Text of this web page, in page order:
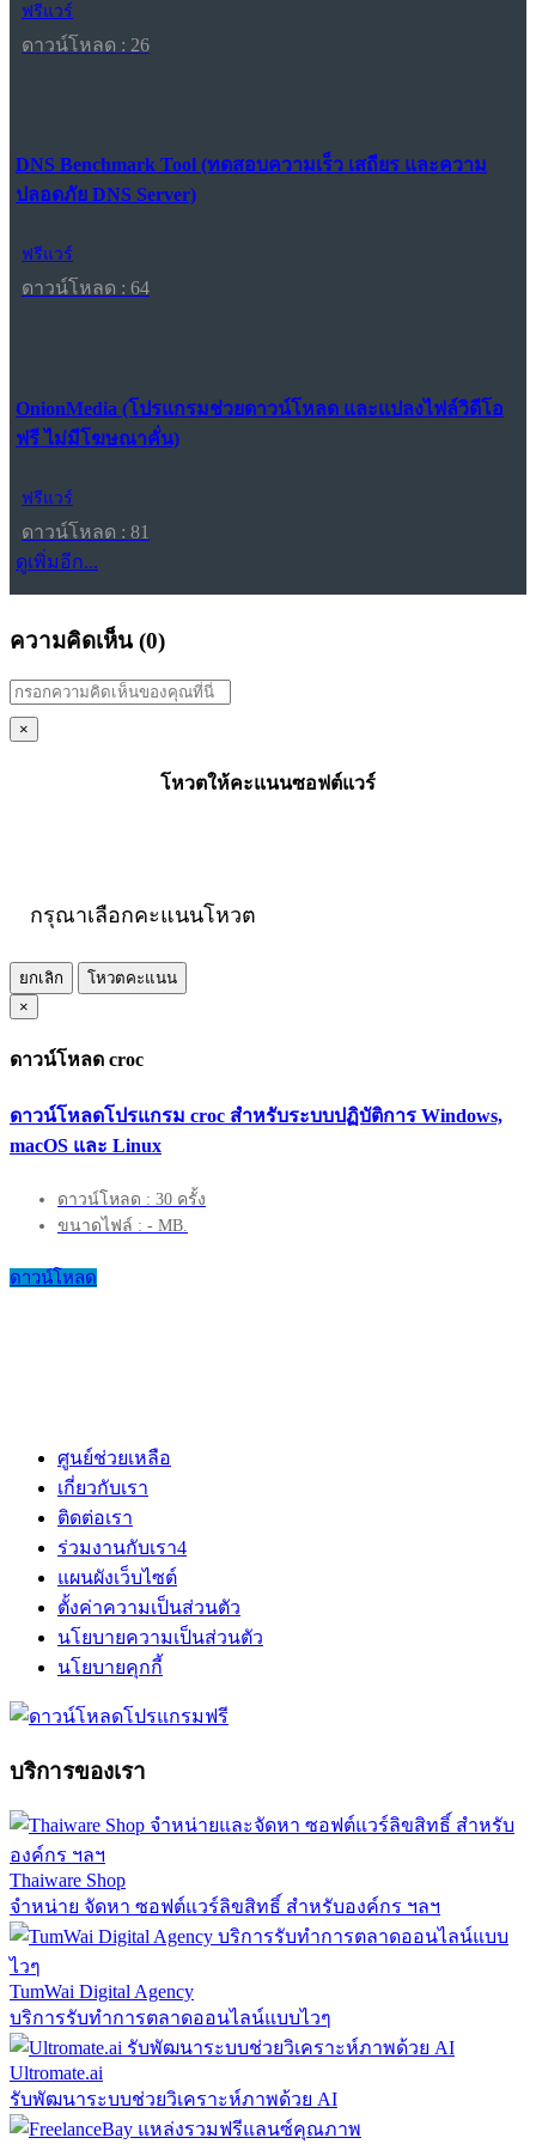
ฟรีแวร์
ดาวน์โหลด : 26
DNS Benchmark Tool (ทดสอบความเร็ว เสถียร และความ
ปลอดภัย DNS Server)
ฟรีแวร์
ดาวน์โหลด : 64
OnionMedia (โปรแกรมช่วยดาวน์โหลด และแปลงไฟล์วิดีโอ
ฟรี ไม่มีโฆษณาคั่น)
ฟรีแวร์
ดาวน์โหลด : 81
ดูเพิ่มอีก...
ความคิดเห็น (0)
×
โหวตให้คะแนนซอฟต์แวร์
กรุณาเลือกคะแนนโหวต
ยกเลิก
โหวตคะแนน
×
ดาวน์โหลด croc
ดาวน์โหลดโปรแกรม croc สำหรับระบบปฏิบัติการ Windows,
macOS และ Linux
ดาวน์โหลด : 30 ครั้ง
ขนาดไฟล์ : - MB.
ดาวน์โหลด
ศูนย์ช่วยเหลือ
เกี่ยวกับเรา
ติดต่อเรา
ร่วมงานกับเรา4
แผนผังเว็บไซต์
ตั้งค่าความเป็นส่วนตัว
นโยบายความเป็นส่วนตัว
นโยบายคุกกี้
บริการของเรา
Thaiware Shop
จำหน่าย จัดหา ซอฟต์แวร์ลิขสิทธิ์ สำหรับองค์กร ฯลฯ
TumWai Digital Agency
บริการรับทำการตลาดออนไลน์แบบไวๆ
Ultromate.ai
รับพัฒนาระบบช่วยวิเคราะห์ภาพด้วย AI